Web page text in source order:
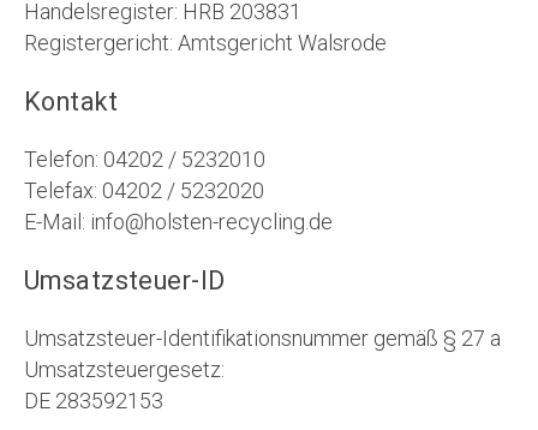
Handelsregister: HRB 203831
Registergericht: Amtsgericht Walsrode
Kontakt
Telefon: 04202 / 5232010
Telefax: 04202 / 5232020
E-Mail: info@holsten-recycling.de
Umsatzsteuer-ID
Umsatzsteuer-Identifikationsnummer gemäß § 27 a
Umsatzsteuergesetz:
DE 283592153